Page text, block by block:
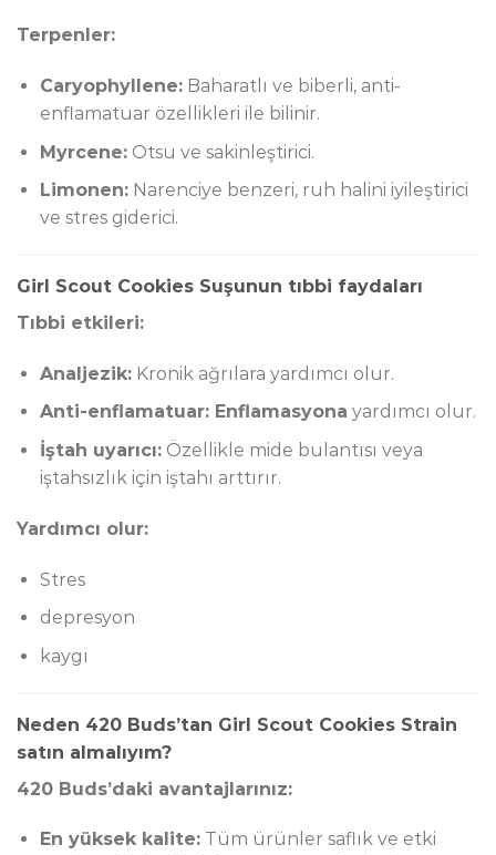
Terpenler:
Caryophyllene:Baharatlı ve biberli, anti-
enflamatuar özellikleri ile bilinir.
Myrcene:Otsu ve sakinleştirici.
Limonen:Narenciye benzeri, ruh halini iyileştirici
ve stres giderici.
Girl Scout Cookies Suşunun tıbbi faydaları
Tıbbi etkileri:
Analjezik:Kronik ağrılara yardımcı olur.
Anti-enflamatuar: Enflamasyona yardımcı olur.
İştah uyarıcı:Özellikle mide bulantısı veya
iştahsızlık için iştahı arttırır.
Yardımcı olur:
Stres
depresyon
kaygı
Neden 420 Buds’tan Girl Scout Cookies Strain
satın almalıyım?
420 Buds’daki avantajlarınız:
En yüksek kalite:Tüm ürünler saflık ve etki